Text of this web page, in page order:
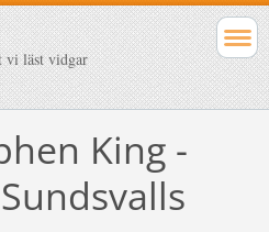
vi läst vidgar
King -